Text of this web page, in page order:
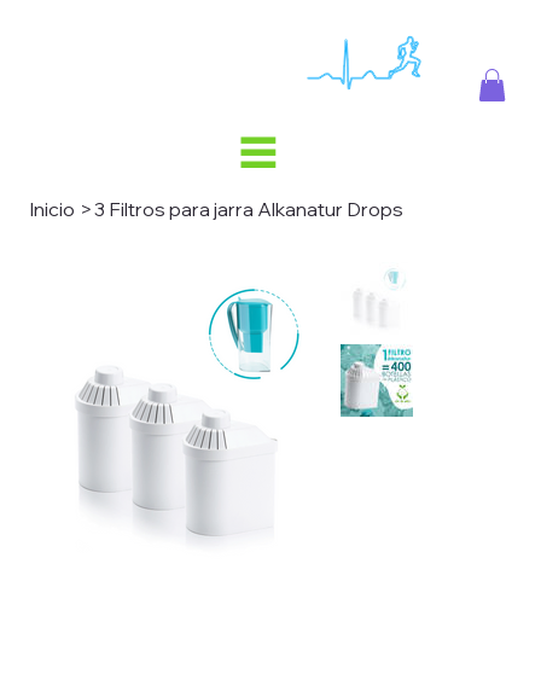
Inicio >3 Filtros para jarra Alkanatur Drops